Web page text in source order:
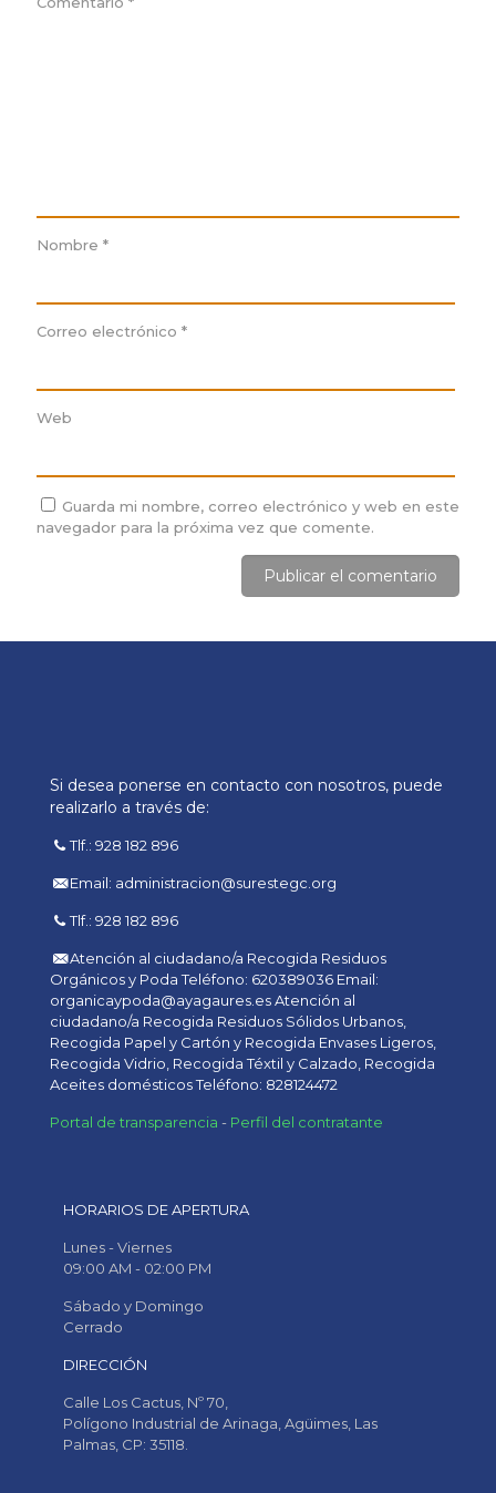
Nombre *
Correo electrónico *
Web
Guarda mi nombre, correo electrónico y web en este
navegador para la próxima vez que comente.
Si desea ponerse en contacto con nosotros, puede
realizarlo a través de:
Tlf.: 928 182 896
Email: administracion@surestegc.org
Tlf.: 928 182 896
Atención al ciudadano/a Recogida Residuos
Orgánicos y Poda Teléfono: 620389036 Email:
organicaypoda@ayagaures.es Atención al
ciudadano/a Recogida Residuos Sólidos Urbanos,
Recogida Papel y Cartón y Recogida Envases Ligeros,
Recogida Vidrio, Recogida Téxtil y Calzado, Recogida
Aceites domésticos Teléfono: 828124472
Portal de transparencia - Perfil del contratante
HORARIOS DE APERTURA
Lunes - Viernes
09:00 AM - 02:00 PM
Sábado y Domingo
Cerrado
DIRECCIÓN
Calle Los Cactus, Nº 70,
Polígono Industrial de Arinaga, Agüimes, Las
Palmas, CP: 35118.